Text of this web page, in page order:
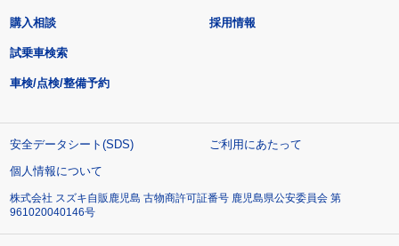
購入相談
試乗車検索
車検/点検/整備予約
採用情報
安全データシート(SDS)
ご利用にあたって
個人情報について
株式会社 スズキ自販鹿児島 古物商許可証番号 鹿児島県公安委員会 第
961020040146号